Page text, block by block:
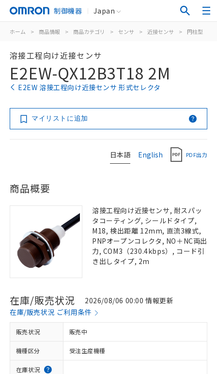
制御機器 Japan
ホーム > 商品情報 > 商品カテゴリ > センサ > 近接センサ > 円柱型
溶接工程向け近接センサ
E2EW-QX12B3T18 2M
E2EW 溶接工程向け近接センサ 形式セレクタ
マイリストに追加
日本語 English PDF出力
商品概要
溶接工程向け近接センサ, 耐スパッ
タコーティング, シールドタイプ,
M18, 検出距離 12mm, 直流3線式,
PNPオープンコレクタ, NO＋NC両出
力, COM3（230.4kbps）, コード引
き出しタイプ, 2m
在庫/販売状況
2026/08/06 00:00 情報更新
在庫/販売状況 ご利用条件
販売状況 販売中
機種区分 受注生産機種
在庫状況